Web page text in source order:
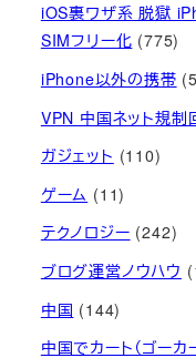
iOS裏ワザ系 脱獄
SIMフリー化 (775)
iPhone以外の携帯
VPN 中国ネット規制
ガジェット (110)
ゲーム (11)
テクノロジー (242)
ブログ運営ノウハウ
中国 (144)
中国でカート（ゴーカ